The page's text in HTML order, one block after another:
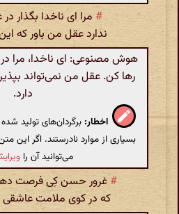
# مرا ای ناخدا بگذار
ندارد عقل من باور که
هوش مصنوعی: ای ناخدا، مرا در
رها کن. عقل من نمی‌تواند
دارد.
اخطار: برگردان‌های تولید
بسیاری از موارد نادرستند. اگر این
می‌توانید آن را
# غرور حسن کِی فرصت
که در کوی ملامت عاشقی